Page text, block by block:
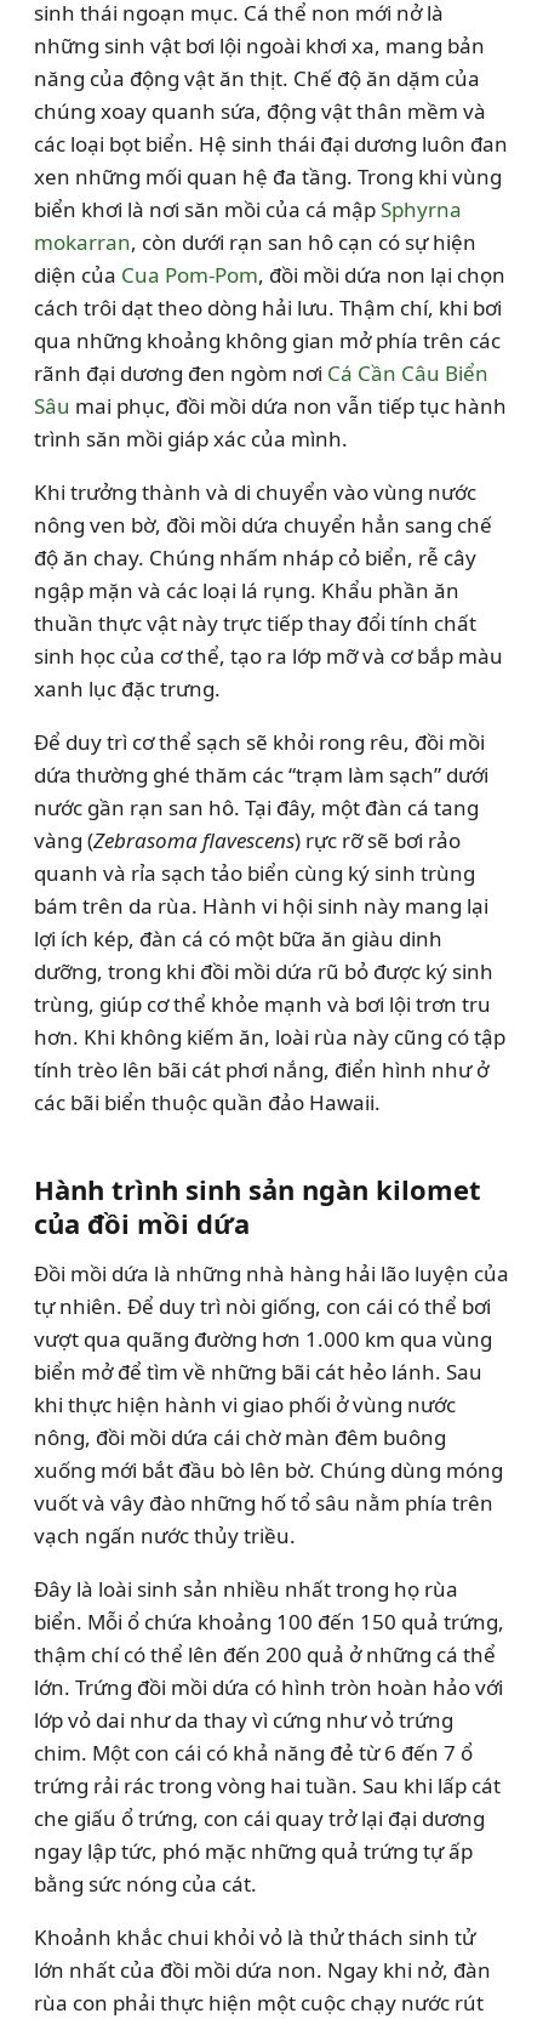
sinh thái ngoạn mục. Cá thể non mới nở là
những sinh vật bơi lội ngoài khơi xa, mang bản
năng của động vật ăn thịt. Chế độ ăn dặm của
chúng xoay quanh sứa, động vật thân mềm và
các loại bọt biển. Hệ sinh thái đại dương luôn đan
xen những mối quan hệ đa tầng. Trong khi vùng
biển khơi là nơi săn mồi của cá mậpSphyrna
mokarran, còn dưới rạn san hô cạn có sự hiện
diện của Cua Pom-Pom, đồi mồi dứa non lại chọn
cách trôi dạt theo dòng hải lưu. Thậm chí, khi bơi
qua những khoảng không gian mở phía trên các
rãnh đại dương đen ngòm nơi Cá Cần Câu Biển
Sâu mai phục, đồi mồi dứa non vẫn tiếp tục hành
trình săn mồi giáp xác của mình.
Khi trưởng thành và di chuyển vào vùng nước
nông ven bờ, đồi mồi dứa chuyển hẳn sang chế
độ ăn chay. Chúng nhấm nháp cỏ biển, rễ cây
ngập mặn và các loại lá rụng. Khẩu phần ăn
thuần thực vật này trực tiếp thay đổi tính chất
sinh học của cơ thể, tạo ra lớp mỡ và cơ bắp màu
xanh lục đặc trưng.
Để duy trì cơ thể sạch sẽ khỏi rong rêu, đồi mồi
dứa thường ghé thăm các “trạm làm sạch” dưới
nước gần rạn san hô. Tại đây, một đàn cá tang
vàng (Zebrasoma flavescens) rực rỡ sẽ bơi rảo
quanh và rỉa sạch tảo biển cùng ký sinh trùng
bám trên da rùa. Hành vi hội sinh này mang lại
lợi ích kép, đàn cá có một bữa ăn giàu dinh
dưỡng, trong khi đồi mồi dứa rũ bỏ được ký sinh
trùng, giúp cơ thể khỏe mạnh và bơi lội trơn tru
hơn. Khi không kiếm ăn, loài rùa này cũng có tập
tính trèo lên bãi cát phơi nắng, điển hình như ở
các bãi biển thuộc quần đảo Hawaii.
Hành trình sinh sản ngàn kilomet
của đồi mồi dứa
Đồi mồi dứa là những nhà hàng hải lão luyện của
tự nhiên. Để duy trì nòi giống, con cái có thể bơi
vượt qua quãng đường hơn 1.000 km qua vùng
biển mở để tìm về những bãi cát hẻo lánh. Sau
khi thực hiện hành vi giao phối ở vùng nước
nông, đồi mồi dứa cái chờ màn đêm buông
xuống mới bắt đầu bò lên bờ. Chúng dùng móng
vuốt và vây đào những hố tổ sâu nằm phía trên
vạch ngấn nước thủy triều.
Đây là loài sinh sản nhiều nhất trong họ rùa
biển. Mỗi ổ chứa khoảng 100 đến 150 quả trứng,
thậm chí có thể lên đến 200 quả ở những cá thể
lớn. Trứng đồi mồi dứa có hình tròn hoàn hảo với
lớp vỏ dai như da thay vì cứng như vỏ trứng
chim. Một con cái có khả năng đẻ từ 6 đến 7 ổ
trứng rải rác trong vòng hai tuần. Sau khi lấp cát
che giấu ổ trứng, con cái quay trở lại đại dương
ngay lập tức, phó mặc những quả trứng tự ấp
bằng sức nóng của cát.
Khoảnh khắc chui khỏi vỏ là thử thách sinh tử
lớn nhất của đồi mồi dứa non. Ngay khi nở, đàn
rùa con phải thực hiện một cuộc chạy nước rút